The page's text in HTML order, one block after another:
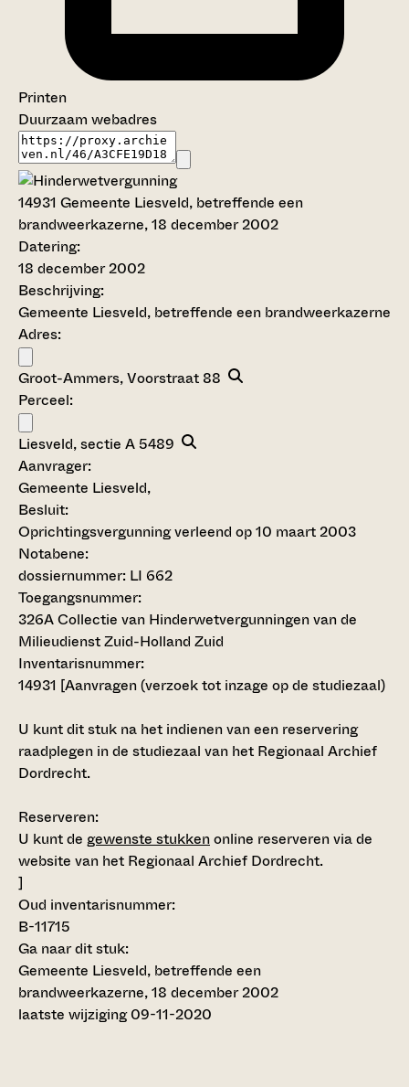
Printen
Duurzaam webadres
14931 Gemeente Liesveld, betreffende een
brandweerkazerne, 18 december 2002
Datering:
18 december 2002
Beschrijving:
Gemeente Liesveld, betreffende een brandweerkazerne
Adres:
Groot-Ammers, Voorstraat 88
Perceel:
Liesveld, sectie A 5489
Aanvrager:
Gemeente Liesveld,
Besluit:
Oprichtingsvergunning verleend op 10 maart 2003
Notabene:
dossiernummer: LI 662
Toegangsnummer:
326A Collectie van Hinderwetvergunningen van de
Milieudienst Zuid-Holland Zuid
Inventarisnummer:
14931 [Aanvragen (verzoek tot inzage op de studiezaal)
U kunt dit stuk na het indienen van een reservering
raadplegen in de studiezaal van het Regionaal Archief
Dordrecht.
Reserveren:
U kunt de gewenste stukkenonline reserveren via de
website van het Regionaal Archief Dordrecht.
]
Oud inventarisnummer:
B-11715
Ga naar dit stuk:
Gemeente Liesveld, betreffende een
brandweerkazerne, 18 december 2002
laatste wijziging 09-11-2020